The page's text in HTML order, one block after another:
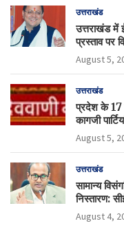
उत्तराखंड
उत्तराखंड में
प्रस्ताव पर
August 5,
उत्तराखंड
प्रदेश के 17
कागजी
August 5,
उत्तराखंड
सामान्य
निस्तारण:
August 4,